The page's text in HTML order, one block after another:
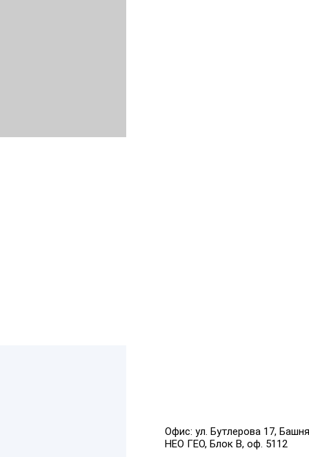
Офис: ул. Бутлерова 17, Башня
НЕО ГЕО, Блок В, оф. 5112